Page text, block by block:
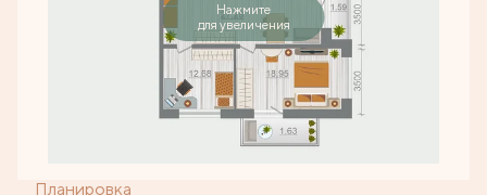
Нажмите
для увеличения
Планировка